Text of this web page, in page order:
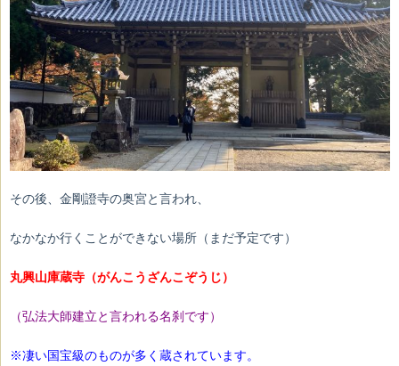
その後、金剛證寺の奥宮と言われ、
なかなか行くことができない場所（まだ予定です）
丸興山庫蔵寺（がんこうざんこぞうじ）
（弘法大師建立と言われる名刹です）
※凄い国宝級のものが多く蔵されています。